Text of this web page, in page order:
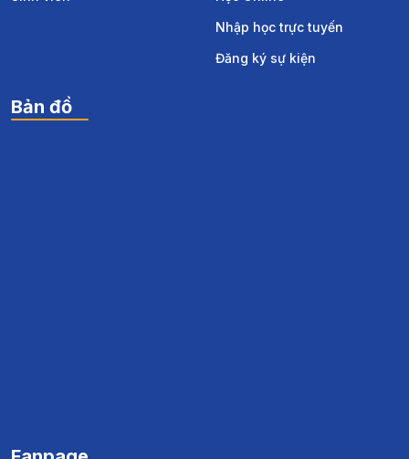
Nhập học trực tuyến
Đăng ký sự kiện
Bản đồ